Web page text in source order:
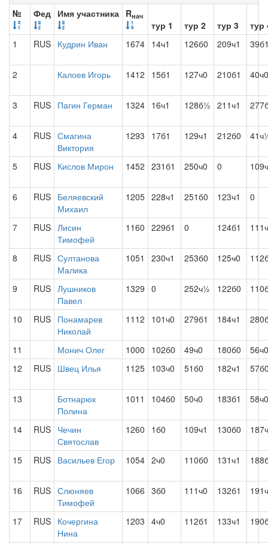
№ Фед Имя участника Rнач
тур 1 тур 2 тур 3
тур
1
RUS Кудрин Иван 1674 14ч1 126б0 209ч1
2 Калоев Игорь 1412 15б1 127ч0 210б1 40ч0
3 RUS Пагин Герман 1324 16ч1 128б½ 211ч1
4 RUS Смагина
Виктория
1293 17б1 129ч1 212б0
5 RUS Кислов Мирон 1452 231б1 250ч0 0
6 RUS Беляевский
Михаил
1205 228ч1 251б0 123ч1 0
7 RUS Лисин
Тимофей
1160 229б1 0 124б1
8 RUS Султанова
Малика
1051 230ч1 253б0 125ч0
9 RUS Лушников
Павел
1329 0 252ч½ 122б0
10 RUS Понамарев
Николай
1112 101ч0 279б1 184ч1
11 Монич Олег 1000 102б0 49ч0 180б0
56ч0
12
RUS Швец Илья 1125 103ч0 51б0 182ч1
13
Ботнарюк
Полина
1011 104б0 50ч0 183б1 58ч0
14 RUS Чечин
Святослав
1260 1б0 109ч1 130б0
15 RUS Васильев Егор 1054 2ч0 110б0 131ч1
16 RUS Слюняев
Тимофей
1066 3б0 111ч0 132б1
17 RUS Кочергина
Нина
1203 4ч0 112б1 133ч1